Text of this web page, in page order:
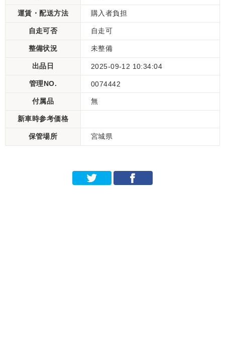
運賃・配送方法 購入者負担
自走可否 自走可
整備状況 未整備
出品日 2025-09-12 10:34:04
管理NO. 0074442
付属品 無
新車時参考価格
保管場所 宮城県